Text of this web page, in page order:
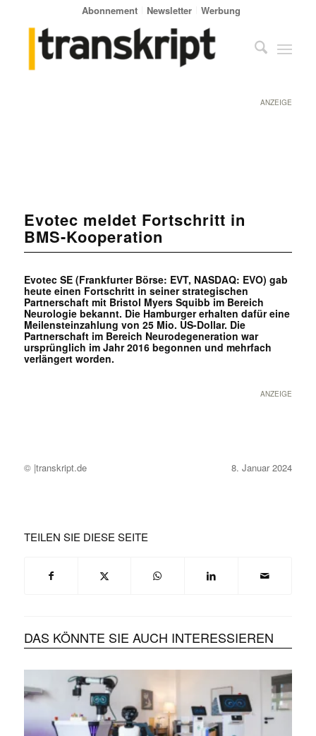
Abonnement Newsletter Werbung
ANZEIGE
Evotec meldet Fortschritt in
BMS-Kooperation
Evotec SE (Frankfurter Börse: EVT, NASDAQ: EVO) gab
heute einen Fortschritt in seiner strategischen
Partnerschaft mit Bristol Myers Squibb im Bereich
Neurologie bekannt. Die Hamburger erhalten dafür eine
Meilensteinzahlung von 25 Mio. US-Dollar. Die
Partnerschaft im Bereich Neurodegeneration war
ursprünglich im Jahr 2016 begonnen und mehrfach
verlängert worden.
ANZEIGE
© |transkript.de 8. Januar 2024
TEILEN SIE DIESE SEITE
DAS KÖNNTE SIE AUCH INTERESSIEREN